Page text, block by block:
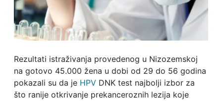
Rezultati istraživanja provedenog u Nizozemskoj
na gotovo 45.000 žena u dobi od 29 do 56 godina
pokazali su da je HPVDNK test najbolji izbor za
što ranije otkrivanje prekanceroznih lezija koje